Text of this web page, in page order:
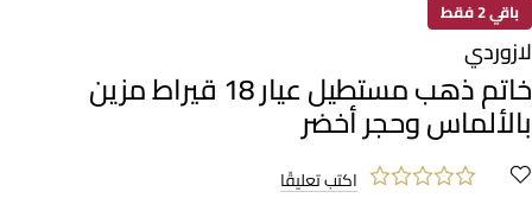
باقي 2 فقط
لازوردي
خاتم ذهب مستطيل عيار 18 قيراط مزين
بالألماس وحجر أخضر
اكتب تعليقًا